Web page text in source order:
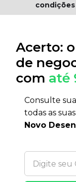
Acerto:
de
com até
Consulte
todas as
Novo